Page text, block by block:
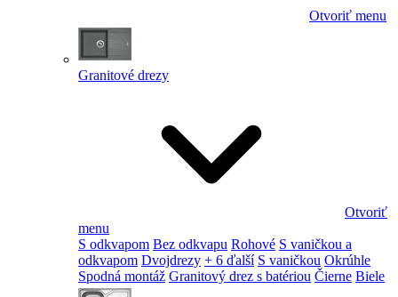
Otvoriť menu
Granitové drezy
Otvoriť
menu
S odkvapom Bez odkvapu Rohové S vaničkou a
odkvapom Dvojdrezy + 6 ďalší S vaničkou Okrúhle
Spodná montáž Granitový drez s batériou Čierne Biele